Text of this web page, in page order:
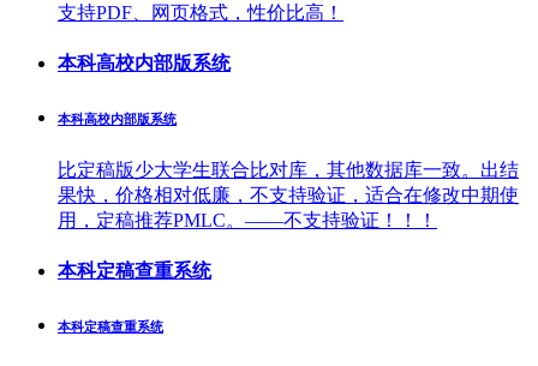
支持PDF、网页格式，性价比高！
本科高校内部版系统
本科高校内部版系统
比定稿版少大学生联合比对库，其他数据库一致。出结
果快，价格相对低廉，不支持验证，适合在修改中期使
用，定稿推荐PMLC。——不支持验证！！！
本科定稿查重系统
本科定稿查重系统